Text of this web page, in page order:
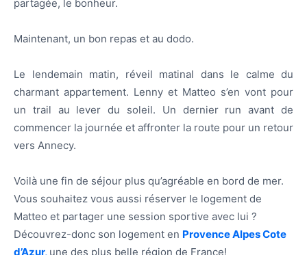
partagée, le bonheur.
Maintenant, un bon repas et au dodo.
Le lendemain matin, réveil matinal dans le calme du
charmant appartement. Lenny et Matteo s’en vont pour
un trail au lever du soleil. Un dernier run avant de
commencer la journée et affronter la route pour un retour
vers Annecy.
Voilà une fin de séjour plus qu’agréable en bord de mer.
Vous souhaitez vous aussi réserver le logement de
Matteo et partager une session sportive avec lui ?
Découvrez-donc son logement en Provence Alpes Cote
d’Azur, une des plus belle région de France!